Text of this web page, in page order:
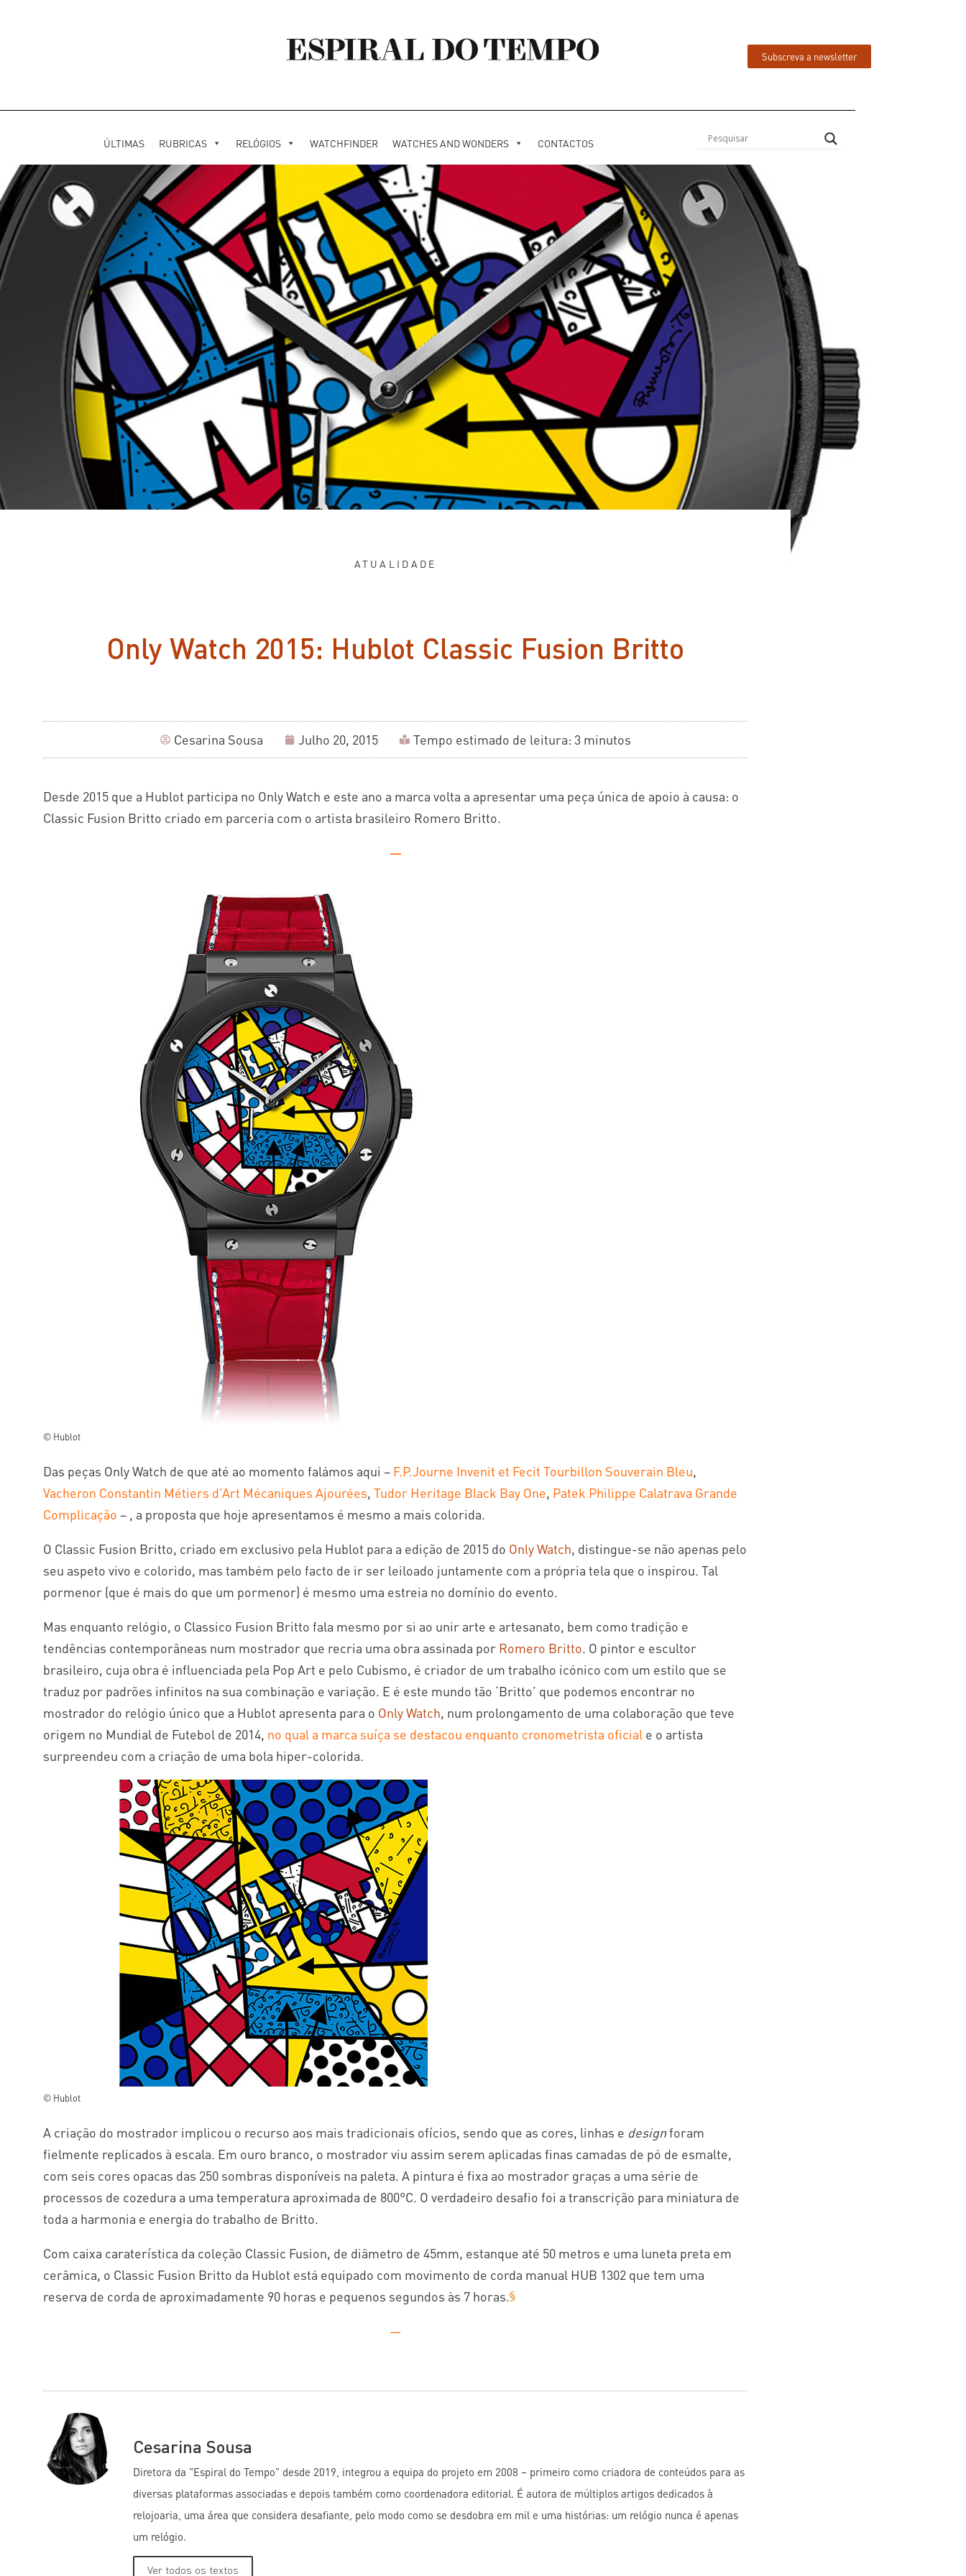
Subscreva a newsletter
ÚLTIMAS RUBRICAS RELÓGIOS WATCHFINDER WATCHES AND WONDERS CONTACTOS
ATUALIDADE
Only Watch 2015: Hublot Classic Fusion Britto
Cesarina Sousa Julho 20, 2015 Tempo estimado de leitura: 3 minutos
Desde 2015 que a Hublot participa no Only Watch e este ano a marca volta a apresentar uma peça única de apoio à causa: o
Classic Fusion Britto criado em parceria com o artista brasileiro Romero Britto.
—
© Hublot
Das peças Only Watch de que até ao momento falámos aqui – F.P.Journe Invenit et Fecit Tourbillon Souverain Bleu,
Vacheron Constantin Métiers d’Art Mécaniques Ajourées, Tudor Heritage Black Bay One, Patek Philippe Calatrava Grande
Complicação – , a proposta que hoje apresentamos é mesmo a mais colorida.
O Classic Fusion Britto, criado em exclusivo pela Hublot para a edição de 2015 do Only Watch, distingue-se não apenas pelo
seu aspeto vivo e colorido, mas também pelo facto de ir ser leiloado juntamente com a própria tela que o inspirou. Tal
pormenor (que é mais do que um pormenor) é mesmo uma estreia no domínio do evento.
Mas enquanto relógio, o Classico Fusion Britto fala mesmo por si ao unir arte e artesanato, bem como tradição e
tendências contemporâneas num mostrador que recria uma obra assinada por Romero Britto. O pintor e escultor
brasileiro, cuja obra é influenciada pela Pop Art e pelo Cubismo, é criador de um trabalho icónico com um estilo que se
traduz por padrões infinitos na sua combinação e variação. E é este mundo tão ‘Britto’ que podemos encontrar no
mostrador do relógio único que a Hublot apresenta para o Only Watch, num prolongamento de uma colaboração que teve
origem no Mundial de Futebol de 2014, no qual a marca suíça se destacou enquanto cronometrista oficial e o artista
surpreendeu com a criação de uma bola hiper-colorida.
© Hublot
A criação do mostrador implicou o recurso aos mais tradicionais ofícios, sendo que as cores, linhas e designforam
fielmente replicados à escala. Em ouro branco, o mostrador viu assim serem aplicadas finas camadas de pó de esmalte,
com seis cores opacas das 250 sombras disponíveis na paleta. A pintura é fixa ao mostrador graças a uma série de
processos de cozedura a uma temperatura aproximada de 800°C. O verdadeiro desafio foi a transcrição para miniatura de
toda a harmonia e energia do trabalho de Britto.
Com caixa caraterística da coleção Classic Fusion, de diâmetro de 45mm, estanque até 50 metros e uma luneta preta em
cerâmica, o Classic Fusion Britto da Hublot está equipado com movimento de corda manual HUB 1302 que tem uma
reserva de corda de aproximadamente 90 horas e pequenos segundos às 7 horas.
—
Cesarina Sousa
Diretora da "Espiral do Tempo" desde 2019, integrou a equipa do projeto em 2008 – primeiro como criadora de conteúdos para as
diversas plataformas associadas e depois também como coordenadora editorial. É autora de múltiplos artigos dedicados à
relojoaria, uma área que considera desafiante, pelo modo como se desdobra em mil e uma histórias: um relógio nunca é apenas
um relógio.
Ver todos os textos